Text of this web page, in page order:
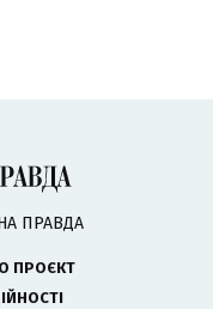
ПРАВДА
ПРОЄКТ